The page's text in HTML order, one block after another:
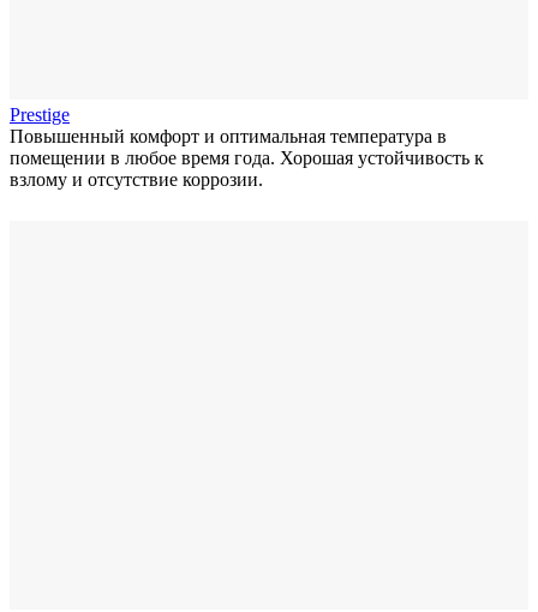
Prestige
Повышенный комфорт и оптимальная температура в
помещении в любое время года. Хорошая устойчивость к
взлому и отсутствие коррозии.